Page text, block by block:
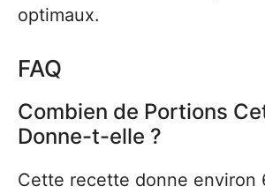
optimaux.
FAQ
Combien de Portions
Donne-t-elle ?
Cette recette donne environ